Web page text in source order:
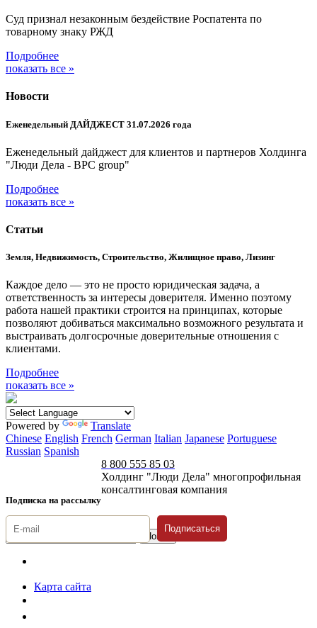
Суд признал незаконным бездействие Роспатента по
товарному знаку РЖД
Подробнее
показать все »
Новости
Еженедельный ДАЙДЖЕСТ 31.07.2026 года
Еженедельный дайджест для клиентов и партнеров Холдинга
"Люди Дела - BPC group"
Подробнее
показать все »
Статьи
Земля, Недвижимость, Строительство, Жилищное право, Лизинг
Каждое дело — это не просто юридическая задача, а
ответственность за интересы доверителя. Именно поэтому
работа нашей практики строится на принципах, которые
позволяют добиваться максимально возможного результата и
выстраивать долгосрочные доверительные отношения с
клиентами.
Подробнее
показать все »
Powered by
Translate
Chinese English French German Italian Japanese Portuguese
Russian Spanish
Подписка на рассылку
8 800 555 85 03
Холдинг "Люди Дела" многопрофильная
консалтинговая компания
Подписаться
Карта сайта